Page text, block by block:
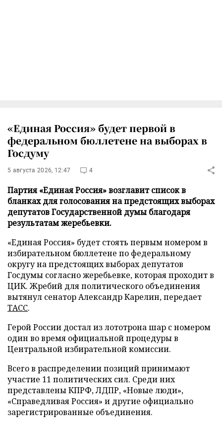
«Единая Россия» будет первой в
федеральном бюллетене на выборах в
Госдуму
5 августа 2026, 12:47 4
Партия «Единая Россия» возглавит список в
бланках для голосования на предстоящих выборах
депутатов Государственной думы благодаря
результатам жеребьевки.
«Единая Россия» будет стоять первым номером в
избирательном бюллетене по федеральному
округу на предстоящих выборах депутатов
Госдумы согласно жеребьевке, которая проходит в
ЦИК. Жребий для политического объединения
вытянул сенатор Александр Карелин, передает
ТАСС.
Герой России достал из лототрона шар с номером
один во время официальной процедуры в
Центральной избирательной комиссии.
Всего в распределении позиций принимают
участие 11 политических сил. Среди них
представлены КПРФ, ЛДПР, «Новые люди»,
«Справедливая Россия» и другие официально
зарегистрированные объединения.